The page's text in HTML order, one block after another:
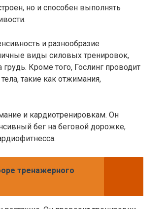
но и способен выполнять
и разнообразие
виды силовых тренировок,
Кроме того, Гослинг проводит
такие как отжимания,
и кардиотренировкам. Он
бег на беговой дорожке,
тренажерного